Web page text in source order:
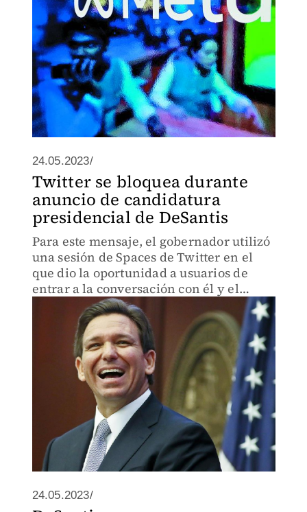
24.05.2023/
Twitter se bloquea durante
anuncio de candidatura
presidencial de DeSantis
Para este mensaje, el gobernador utilizó
una sesión de Spaces de Twitter en el
que dio la oportunidad a usuarios de
entrar a la conversación con él y el
multimillonario Elon Musk.
24.05.2023/